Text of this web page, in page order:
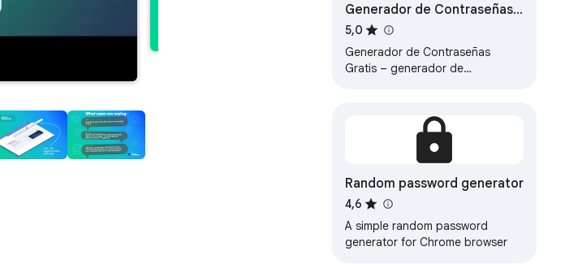
Generador de Contraseñas
Gratis
5,0
Generador de Contraseñas
Gratis – generador de
contraseñas fuertes en…
Random password generator
4,6
A simple random password
generator for Chrome browser